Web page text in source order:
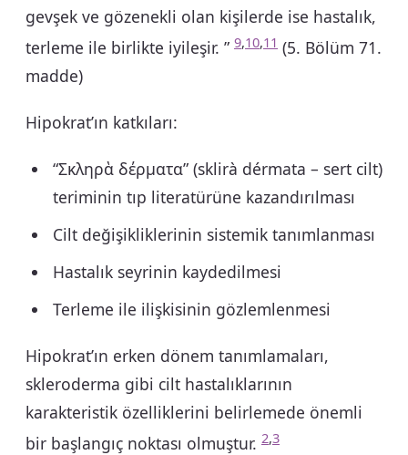
gevşek ve gözenekli olan kişilerde ise hastalık,
terleme ile birlikte iyileşir. ” 9,10,11 (5. Bölüm 71.
madde)
Hipokrat’ın katkıları:
“Σκληρὰ δέρματα” (sklirà dérmata – sert cilt)
teriminin tıp literatürüne kazandırılması
Cilt değişikliklerinin sistemik tanımlanması
Hastalık seyrinin kaydedilmesi
Terleme ile ilişkisinin gözlemlenmesi
Hipokrat’ın erken dönem tanımlamaları,
skleroderma gibi cilt hastalıklarının
karakteristik özelliklerini belirlemede önemli
bir başlangıç noktası olmuştur. 2,3